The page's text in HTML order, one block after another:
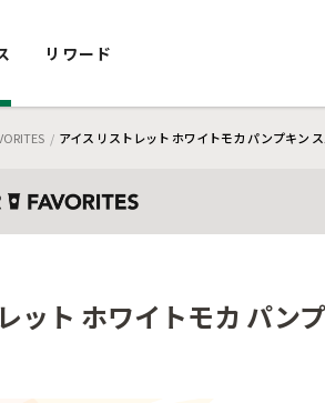
リワード
アイス リストレット ホワイトモカ パンプキン
ット ホワイトモカ パン